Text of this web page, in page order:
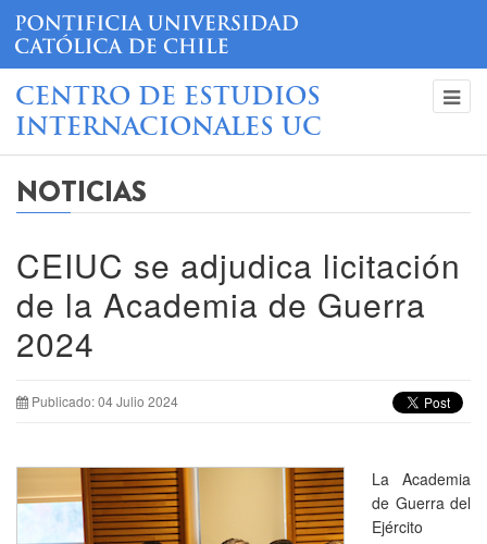
CENTRO DE ESTUDIOS
INTERNACIONALES UC
NOTICIAS
CEIUC se adjudica licitación
de la Academia de Guerra
2024
Publicado: 04 Julio 2024
La Academia
de Guerra del
Ejército